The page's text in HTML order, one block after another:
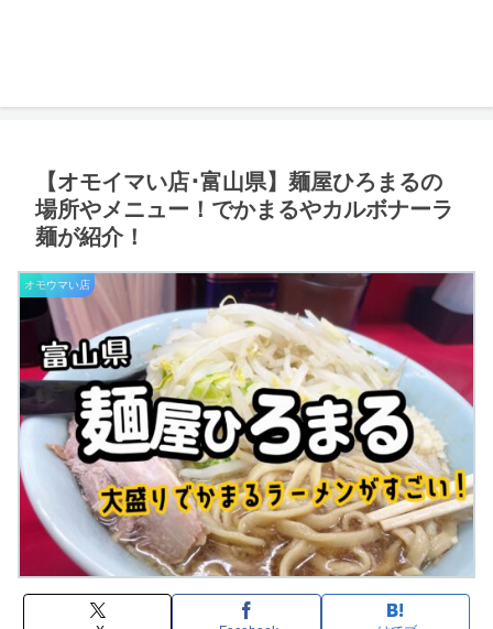
【オモイマい店･富山県】麺屋ひろまるの
場所やメニュー！でかまるやカルボナーラ
麺が紹介！
オモウマい店